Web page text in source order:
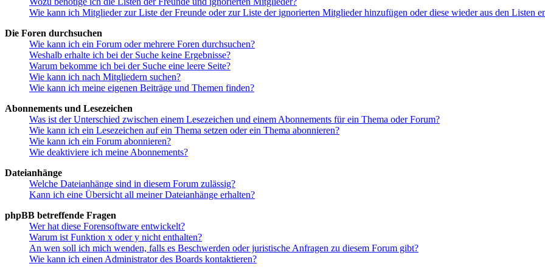
Wie kann ich Mitglieder zur Liste der Freunde oder zur Liste der ignorierten Mitglieder hinzufügen oder diese wieder aus den Listen
Die Foren durchsuchen
Wie kann ich ein Forum oder mehrere Foren durchsuchen?
Weshalb erhalte ich bei der Suche keine Ergebnisse?
Warum bekomme ich bei der Suche eine leere Seite?
Wie kann ich nach Mitgliedern suchen?
Wie kann ich meine eigenen Beiträge und Themen finden?
Abonnements und Lesezeichen
Was ist der Unterschied zwischen einem Lesezeichen und einem Abonnements für ein Thema oder Forum?
Wie kann ich ein Lesezeichen auf ein Thema setzen oder ein Thema abonnieren?
Wie kann ich ein Forum abonnieren?
Wie deaktiviere ich meine Abonnements?
Dateianhänge
Welche Dateianhänge sind in diesem Forum zulässig?
Kann ich eine Übersicht all meiner Dateianhänge erhalten?
phpBB betreffende Fragen
Wer hat diese Forensoftware entwickelt?
Warum ist Funktion x oder y nicht enthalten?
An wen soll ich mich wenden, falls es Beschwerden oder juristische Anfragen zu diesem Forum gibt?
Wie kann ich einen Administrator des Boards kontaktieren?